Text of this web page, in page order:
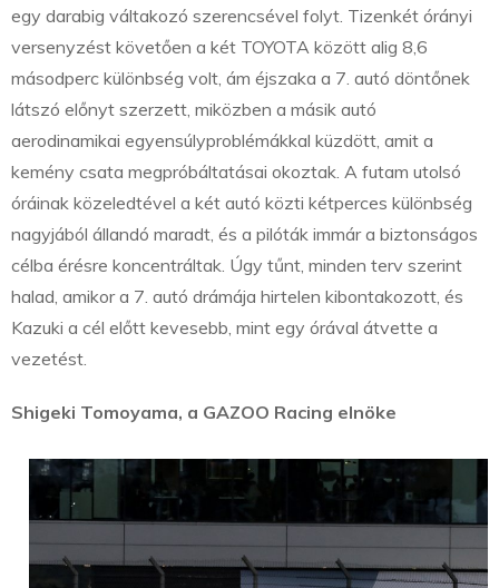
egy darabig váltakozó szerencsével folyt. Tizenkét órányi
versenyzést követően a két TOYOTA között alig 8,6
másodperc különbség volt, ám éjszaka a 7. autó döntőnek
látszó előnyt szerzett, miközben a másik autó
aerodinamikai egyensúlyproblémákkal küzdött, amit a
kemény csata megpróbáltatásai okoztak. A futam utolsó
óráinak közeledtével a két autó közti kétperces különbség
nagyjából állandó maradt, és a pilóták immár a biztonságos
célba érésre koncentráltak. Úgy tűnt, minden terv szerint
halad, amikor a 7. autó drámája hirtelen kibontakozott, és
Kazuki a cél előtt kevesebb, mint egy órával átvette a
vezetést.
Shigeki Tomoyama, a GAZOO Racing elnöke